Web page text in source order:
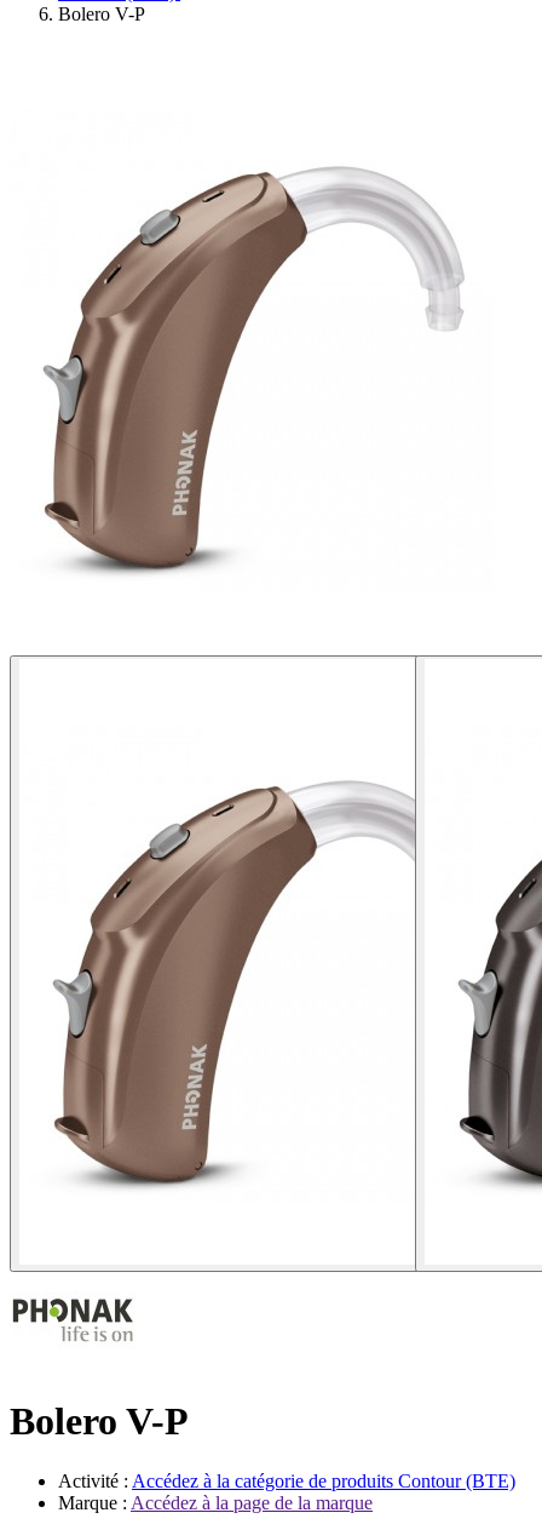
Bolero V-P
Bolero V-P
Activité : Accédez à la catégorie de produits Contour (BTE)
Marque : Accédez à la page de la marque